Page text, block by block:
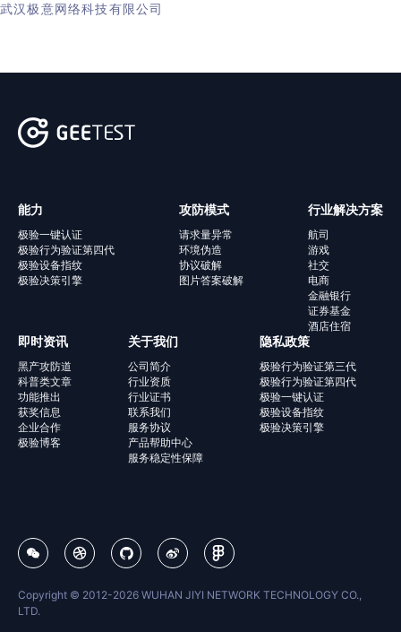
武汉极意网络科技有限公司
能力
极验一键认证
极验行为验证第四代
极验设备指纹
极验决策引擎
攻防模式
请求量异常
环境伪造
协议破解
图片答案破解
行业解决方案
航司
游戏
社交
电商
金融银行
证券基金
酒店住宿
即时资讯
黑产攻防道
科普类文章
功能推出
获奖信息
企业合作
极验博客
关于我们
公司简介
行业资质
行业证书
联系我们
服务协议
产品帮助中心
服务稳定性保障
隐私政策
极验行为验证第三代
极验行为验证第四代
极验一键认证
极验设备指纹
极验决策引擎
Copyright © 2012-2026 WUHAN JIYI NETWORK TECHNOLOGY CO.,
LTD.